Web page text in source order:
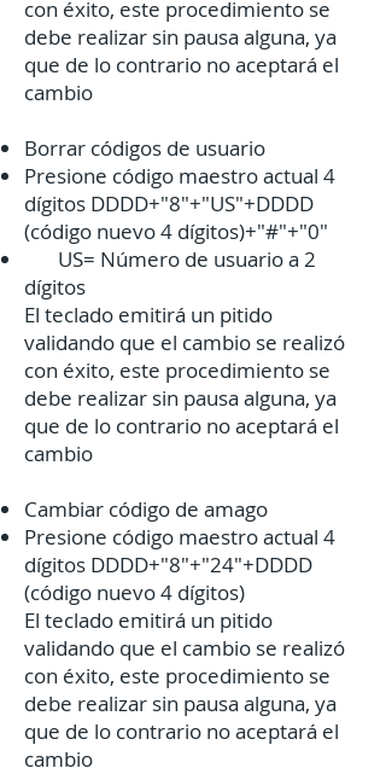
con éxito, este procedimiento se
debe realizar sin pausa alguna, ya
que de lo contrario no aceptará el
cambio​
Borrar códigos de usuario
Presione código maestro actual 4
dígitos DDDD+"8"+"US"+DDDD
(código nuevo 4 dígitos)+"#"+"0"
US= Número de usuario a 2
dígitos
El teclado emitirá un pitido
validando que el cambio se realizó
con éxito, este procedimiento se
debe realizar sin pausa alguna, ya
que de lo contrario no aceptará el
cambio​
Cambiar código de amago
Presione código maestro actual 4
dígitos DDDD+"8"+"24"+DDDD
(código nuevo 4 dígitos)
El teclado emitirá un pitido
validando que el cambio se realizó
con éxito, este procedimiento se
debe realizar sin pausa alguna, ya
que de lo contrario no aceptará el
cambio​